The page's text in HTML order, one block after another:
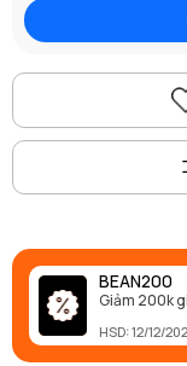
BEAN200
Giảm 200k
HSD: 12/12/